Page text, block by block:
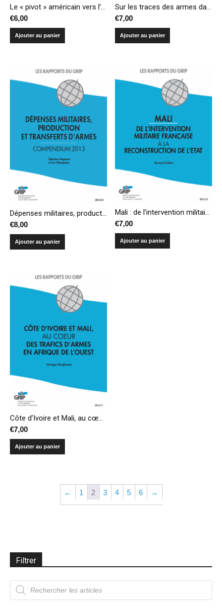
Le « pivot » américain vers l’Asie : conséquences sur le système de défense antimissile américain, asiatique et européen
€6,00
Ajouter au panier
Sur les traces des armes dans le dédale proche-oriental
€7,00
Ajouter au panier
€8,00
Ajouter au panier
Mali : de l’intervention militaire française à la reconstruction de l’État
€7,00
Ajouter au panier
€7,00
Ajouter au panier
← 1 2 3 4 5 6 →
Filtrer
Recherche
de
produits